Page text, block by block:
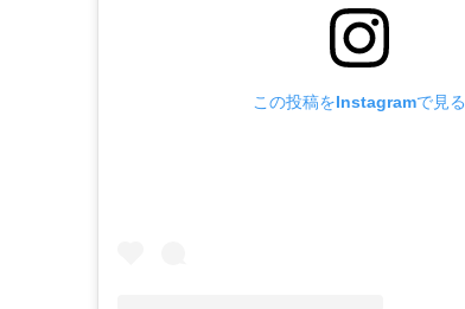
この投稿をInstagramで見る